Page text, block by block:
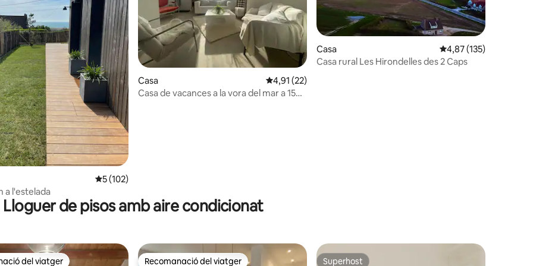
d'un total de 5; 117 avaluacions5 de puntuació mitjana d'un total de 5; 102 avaluacions
5 (102)
a l'estelada
Casa 4,91 de puntuació mitjana d'un total de 5; 22 avaluacions
4,91 (22)
Casa de vacances a la vora del mar a 150
Casa 4,87 de puntuació
4,87 (135)
Casa rural Les Hirondelles des 2 Caps
Lloguer de pisos amb aire condicionat
del viatger Recomanació del viatger Superhost